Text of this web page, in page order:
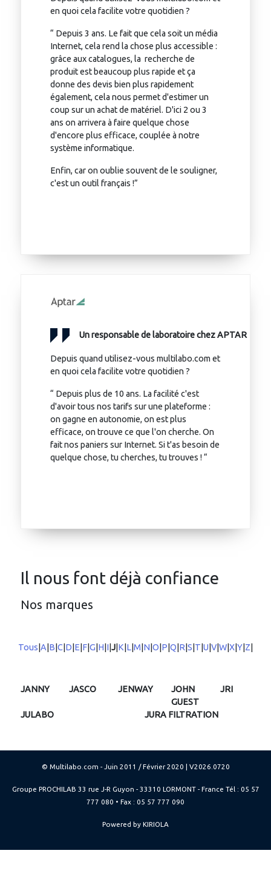
en quoi cela facilite votre quotidien ?
“ Depuis 3 ans. Le fait que cela soit un média
Internet, cela rend la chose plus accessible :
grâce aux catalogues, la recherche de
produit est beaucoup plus rapide et ça
donne des devis bien plus rapidement
également, cela nous permet d'estimer un
coup sur un achat de matériel. D'ici 2 ou 3
ans on arrivera à faire quelque chose
d'encore plus efficace, couplée à notre
système informatique.
Enfin, car on oublie souvent de le souligner,
c'est un outil français !”
Un responsable de laboratoire chez APTAR
Depuis quand utilisez-vous multilabo.com et
en quoi cela facilite votre quotidien ?
“ Depuis plus de 10 ans. La facilité c'est
d'avoir tous nos tarifs sur une plateforme :
on gagne en autonomie, on est plus
efficace, on trouve ce que l'on cherche. On
fait nos paniers sur Internet. Si t'as besoin de
quelque chose, tu cherches, tu trouves ! “
Il nous font déjà confiance
Nos marques
Tous A B C D E F G H I J K L M N O P Q R S T U V W X Y Z
JANNY JASCO JENWAY
JOHN
GUEST
JRI
JULABO JURA FILTRATION
© Multilabo.com - Juin 2011 / Février 2020 | V2026.0720
Groupe PROCHILAB 33 rue J-R Guyon - 33310 LORMONT - France Tél : 05 57
777 080 • Fax : 05 57 777 090
Powered by KIRIOLA